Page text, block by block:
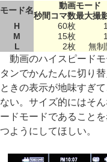
モード名 動画モード
秒間コマ数最大撮
H
60枚
M
15枚
L
2枚 無制
動画のハイスピードモ
タンでかんたんに切り
ときの表示が地味すぎ
ない。サイズ的にはそ
ードモードであること
つようにしてほしい。